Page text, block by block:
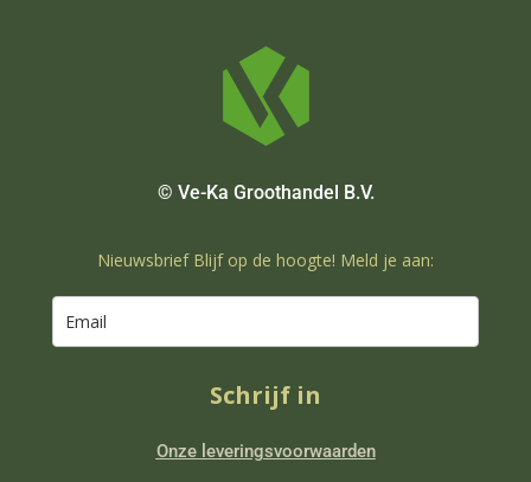
© Ve-Ka Groothandel B.V.
Nieuwsbrief Blijf op de hoogte! Meld je aan:
Schrijf in
Onze leveringsvoorwaarden